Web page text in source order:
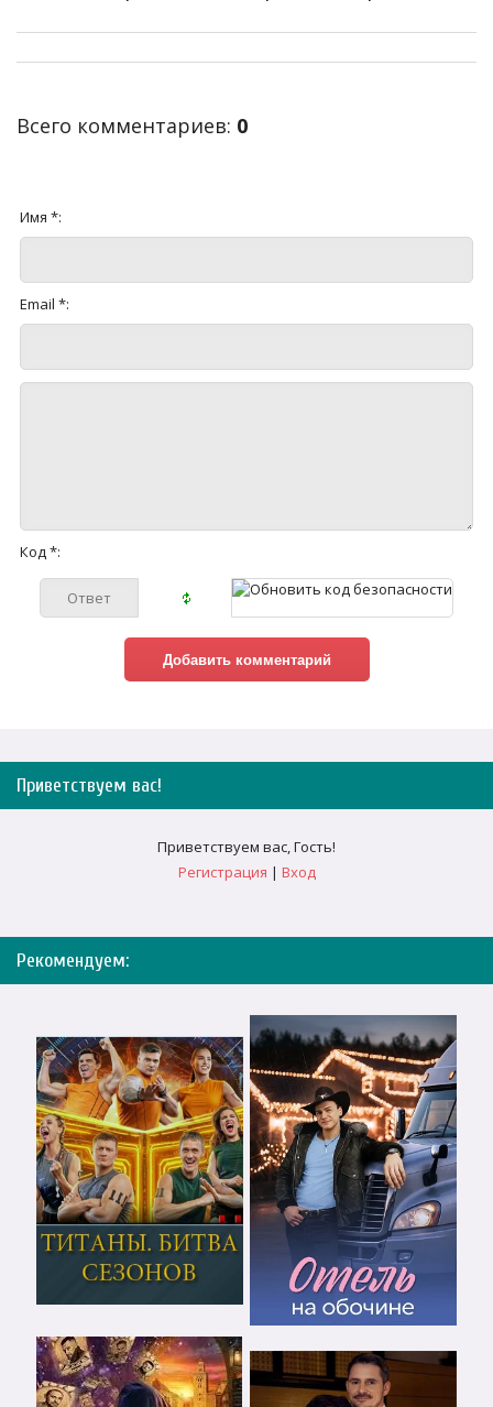
Всего комментариев: 0
Имя *:
Email *:
Код *:
Приветствуем вас!
Приветствуем вас,Гость!
Регистрация | Вход
Рекомендуем: